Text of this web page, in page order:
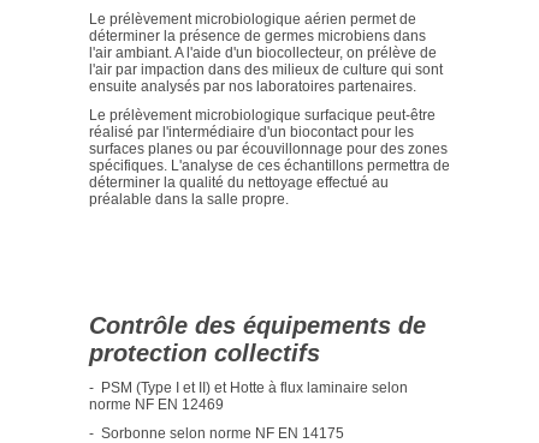
Le prélèvement microbiologique aérien permet de
déterminer la présence de germes microbiens dans
l'air ambiant. A l'aide d'un biocollecteur, on prélève de
l'air par impaction dans des milieux de culture qui sont
ensuite analysés par nos laboratoires partenaires.
Le prélèvement microbiologique surfacique peut-être
réalisé par l'intermédiaire d'un biocontact pour les
surfaces planes ou par écouvillonnage pour des zones
spécifiques. L'analyse de ces échantillons permettra de
déterminer la qualité du nettoyage effectué au
préalable dans la salle propre.
Contrôle des équipements de
protection collectifs
- PSM (Type I et II) et Hotte à flux laminaire selon
norme NF EN 12469
- Sorbonne selon norme NF EN 14175